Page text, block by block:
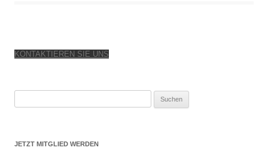
KONTAKTIEREN SIE UNS
JETZT MITGLIED WERDEN